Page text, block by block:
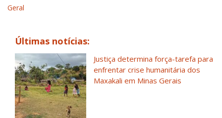
Geral
Últimas notícias:
Justiça determina força-tarefa para
enfrentar crise humanitária dos
Maxakali em Minas Gerais